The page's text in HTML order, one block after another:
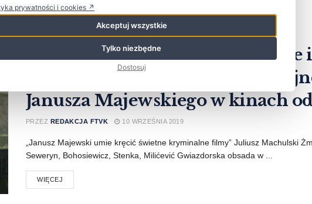
WIĘCEJ
Gwiazdorska obsada na plakacie
CZARNEGO MERCEDESA.
Janusza Majewskiego w kinach
PRZEZ REDAKCJA FTVK 10 WRZEŚNIA 2019
„Janusz Majewski umie kręcić świetne kryminalne filmy” Juliusz Machulski
Seweryn, Bohosiewicz, Stenka, Milićević Gwiazdorska obsada w ...
WIĘCEJ
prywatności i cookies ↗
Akceptuj wszystkie
Tylko niezbędne
Dostosuj